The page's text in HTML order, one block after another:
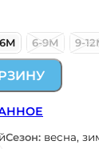
6-9М 9-
Сезон: весна,